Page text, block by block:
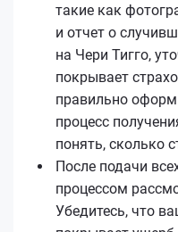
такие как
и отчет о
на Чери Тигго,
покрывает
правильно
процесс
понять, сколько
После подачи
процессом
Убедитесь, что